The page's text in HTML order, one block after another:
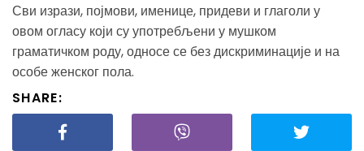
Сви изрази, појмови, именице, придеви и глаголи у
овом огласу који су употребљени у мушком
граматичком роду, односе се без дискриминације и на
особе женског пола.
SHARE: